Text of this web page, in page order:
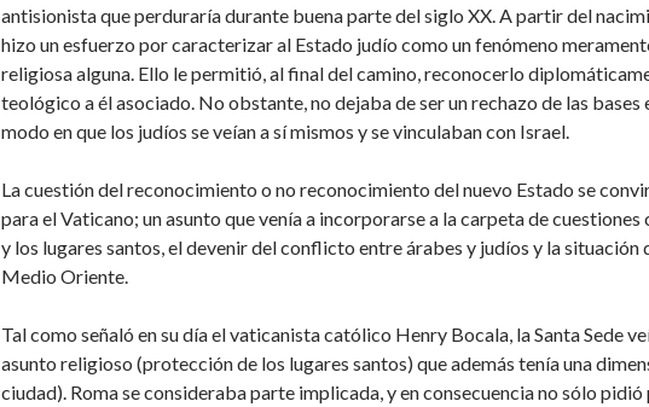
antisionista que perduraría durante buena parte del siglo XX. A partir del
hizo un esfuerzo por caracterizar al Estado judío como un fenómeno
religiosa alguna. Ello le permitió, al final del camino, reconocerlo
teológico a él asociado. No obstante, no dejaba de ser un rechazo de las
modo en que los judíos se veían a sí mismos y se vinculaban con Israel.
La cuestión del reconocimiento o no reconocimiento del nuevo Estado se
para el Vaticano; un asunto que venía a incorporarse a la carpeta de
y los lugares santos, el devenir del conflicto entre árabes y judíos y la situación
Medio Oriente.
Tal como señaló en su día el vaticanista católico Henry Bocala, la Santa Sede
asunto religioso (protección de los lugares santos) que además tenía una
ciudad). Roma se consideraba parte implicada, y en consecuencia no sólo